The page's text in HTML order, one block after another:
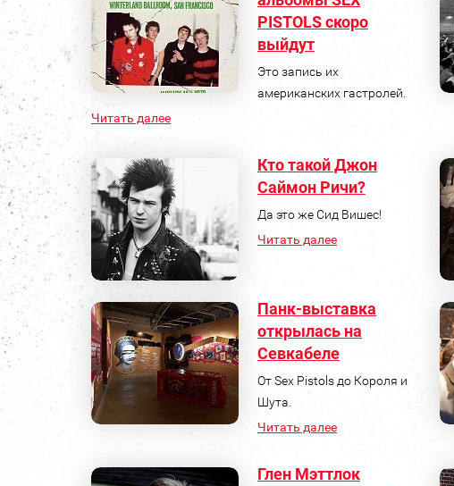
PISTOLS скоро
выйдут
Это запись их
американских гастролей.
Читать далее
Кто такой Джон
Саймон Ричи?
Да это же Сид Вишес!
Читать далее
Панк-выставка
открылась на
Севкабеле
От Sex Pistols до Короля и
Шута.
Читать далее
Глен Мэттлок